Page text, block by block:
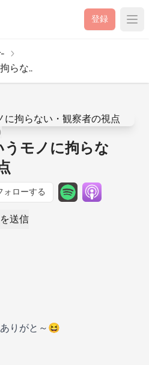
登録
らな..
うモノに拘らな
ォローする
送信
りがと～😆